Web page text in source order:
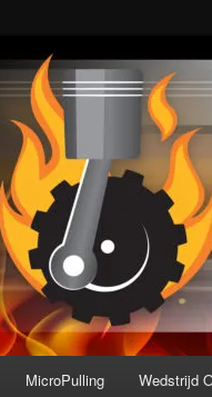
krachtige modelbouwsport
MicroPulling Wedstrijd